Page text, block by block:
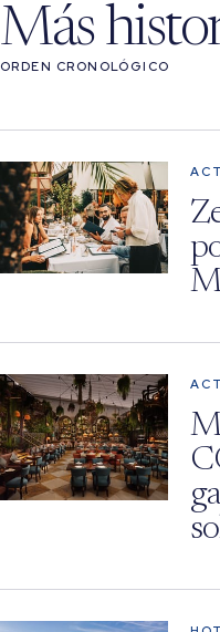
Más
ORDEN CRONOLÓGICO